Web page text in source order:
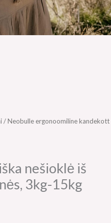
/ Neobulle ergonoomiline kandekott
nešioklė iš
3kg-15kg